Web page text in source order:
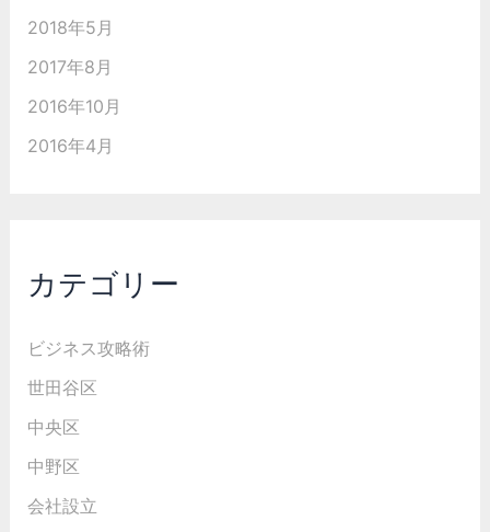
2018年5月
2017年8月
2016年10月
2016年4月
カテゴリー
ビジネス攻略術
世田谷区
中央区
中野区
会社設立